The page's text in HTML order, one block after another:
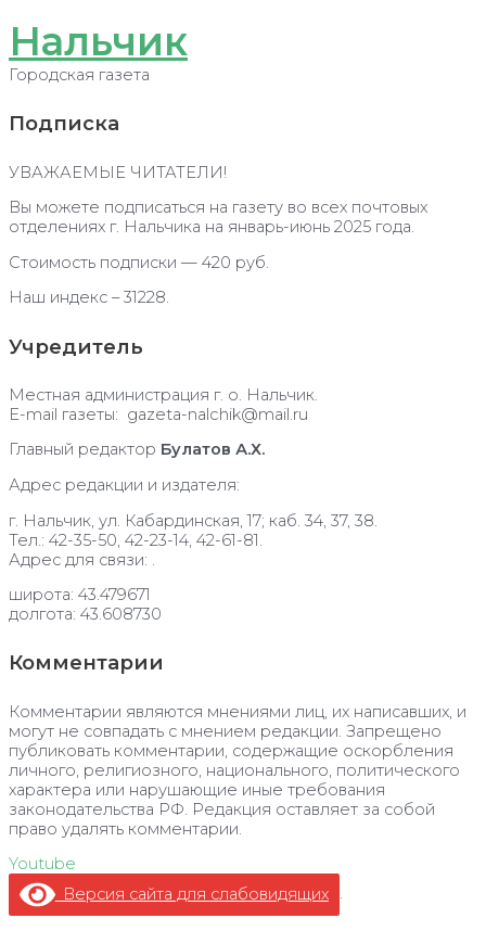
Нальчик
Городская газета
Подписка
УВАЖАЕМЫЕ ЧИТАТЕЛИ!
Вы можете подписаться на газету во всех почтовых
отделениях г. Нальчика на январь-июнь 2025 года.
Стоимость подписки — 420 руб.
Наш индекс – 31228.
Учредитель
Местная администрация г. о. Нальчик.
E-mail газеты: gazeta-nalchik@mail.ru
Главный редактор Булатов А.Х.
Адрес редакции и издателя:
г. Нальчик, ул. Кабардинская, 17; каб. 34, 37, 38.
Тел.: 42-35-50, 42-23-14, 42-61-81.
Адрес для связи: .
широта: 43.479671
долгота: 43.608730
Комментарии
Комментарии являются мнениями лиц, их написавших, и
могут не совпадать с мнением редакции. Запрещено
публиковать комментарии, содержащие оскорбления
личного, религиозного, национального, политического
характера или нарушающие иные требования
законодательства РФ. Редакция оставляет за собой
право удалять комментарии.
Youtube
Версия сайта для слабовидящих
.